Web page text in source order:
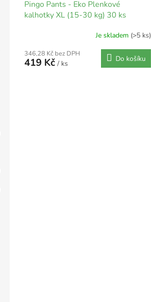
Pingo Pants - Eko Plenkové
kalhotky XL (15-30 kg) 30 ks
Je skladem (>5 ks)
346,28 Kč bez DPH
419 Kč / ks
Do košíku